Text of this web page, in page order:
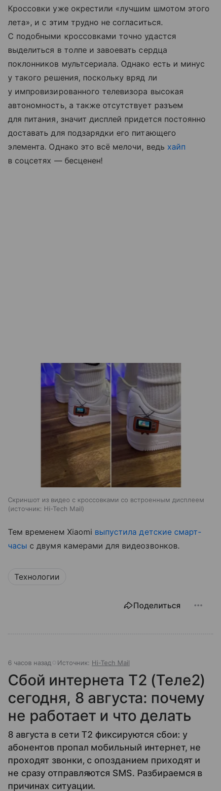
Кроссовки уже окрестили «лучшим шмотом этого
лета», и с этим трудно не согласиться.
С подобными кроссовками точно удастся
выделиться в толпе и завоевать сердца
поклонников мультсериала. Однако есть и минус
у такого решения, поскольку вряд ли
у импровизированного телевизора высокая
автономность, а также отсутствует разъем
для питания, значит дисплей придется постоянно
доставать для подзарядки его питающего
элемента. Однако это всё мелочи, ведь хайп
в соцсетях — бесценен!
Скриншот из видео с кроссовками со встроенным дисплеем
источник: Hi-Tech Mail
Тем временем Xiaomi выпустила детские смарт-
часы с двумя камерами для видеозвонков.
Технологии
Поделиться
6 часов назад Источник: Hi-Tech Mail
Сбой интернета T2 (Теле2)
сегодня, 8 августа: почему
не работает и что делать
8 августа в сети T2 фиксируются сбои: у
абонентов пропал мобильный интернет, не
проходят звонки, с опозданием приходят и
не сразу отправляются SMS. Разбираемся в
причинах ситуации.